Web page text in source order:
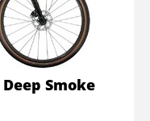
Smoke